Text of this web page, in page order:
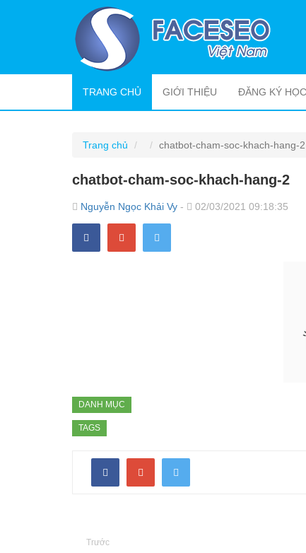
TRANG CHỦ (CURRENT)
GIỚI THIỆU ĐĂNG KÝ HỌC
Trang chủ chatbot-cham-soc-khach-hang-2
chatbot-cham-soc-khach-hang-2
Nguyễn Ngọc Khải Vy - 02/03/2021 09:18:35
DANH MỤC
TAGS
Trước